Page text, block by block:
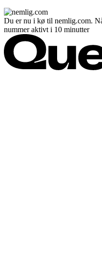
Du er nu i kø til nemlig.com.
nummer aktivt i 10 minutter